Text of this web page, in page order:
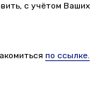
с учётом Ваших
по ссылке.